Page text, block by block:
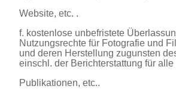
Website, etc. .
f. kostenlose unbefristete
Nutzungsrechte für Fotografie und
und deren Herstellung zugunsten
einschl. der Berichterstattung für alle
Publikationen, etc..